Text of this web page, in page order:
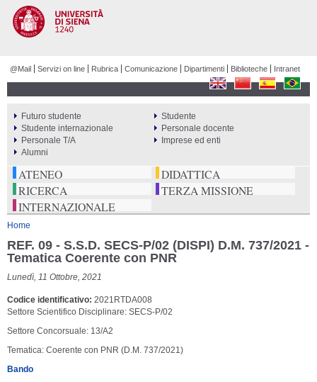
@Mail Servizi on line Rubrica Comunicazione Dipartimenti Biblioteche Intranet
ATENEO
DIDATTICA
RICERCA
TERZA MISSIONE
INTERNAZIONALE
PERCORSI
Futuro studente
Studente
Studente internazionale
Personale docente
Personale T/A
Imprese ed enti
Alumni
Tu sei qui
Home
REF. 09 - S.S.D. SECS-P/02 (DISPI) D.M. 737/2021 -
Tematica Coerente con PNR
Lunedì, 11 Ottobre, 2021
Codice identificativo 2021RTDA008
Settore Scientifico Disciplinare: SECS-P/02
Settore Concorsuale: 13/A2
Tematica: Coerente con PNR (D.M. 737/2021)
Bando